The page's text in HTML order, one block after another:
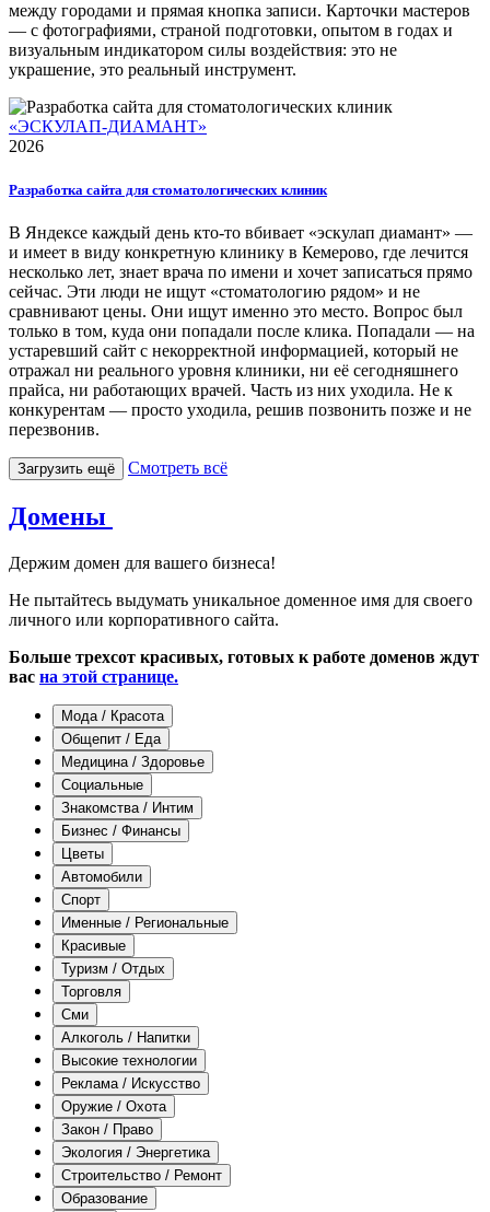
между городами и прямая кнопка записи. Карточки мастеров
— с фотографиями, страной подготовки, опытом в годах и
визуальным индикатором силы воздействия: это не
украшение, это реальный инструмент.
«ЭСКУЛАП-ДИАМАНТ»
2026
Разработка сайта для стоматологических клиник
В Яндексе каждый день кто-то вбивает «эскулап диамант» —
и имеет в виду конкретную клинику в Кемерово, где лечится
несколько лет, знает врача по имени и хочет записаться прямо
сейчас. Эти люди не ищут «стоматологию рядом» и не
сравнивают цены. Они ищут именно это место. Вопрос был
только в том, куда они попадали после клика. Попадали — на
устаревший сайт с некорректной информацией, который не
отражал ни реального уровня клиники, ни её сегодняшнего
прайса, ни работающих врачей. Часть из них уходила. Не к
конкурентам — просто уходила, решив позвонить позже и не
перезвонив.
Загрузить ещё Смотреть всё
Домены
Держим домен для вашего бизнеса!
Не пытайтесь выдумать уникальное доменное имя для своего
личного или корпоративного сайта.
Больше трехсот красивых, готовых к работе доменов ждут
вас на этой странице.
Мода / Красота
Общепит / Еда
Медицина / Здоровье
Социальные
Знакомства / Интим
Бизнес / Финансы
Цветы
Автомобили
Спорт
Именные / Региональные
Красивые
Туризм / Отдых
Торговля
Сми
Алкоголь / Напитки
Высокие технологии
Реклама / Искусство
Оружие / Охота
Закон / Право
Экология / Энергетика
Строительство / Ремонт
Образование